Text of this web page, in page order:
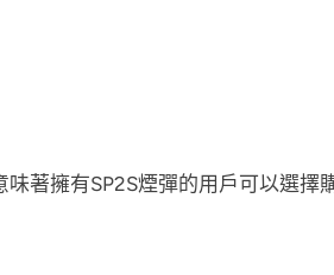
著擁有SP2S煙彈的用戶可以選擇